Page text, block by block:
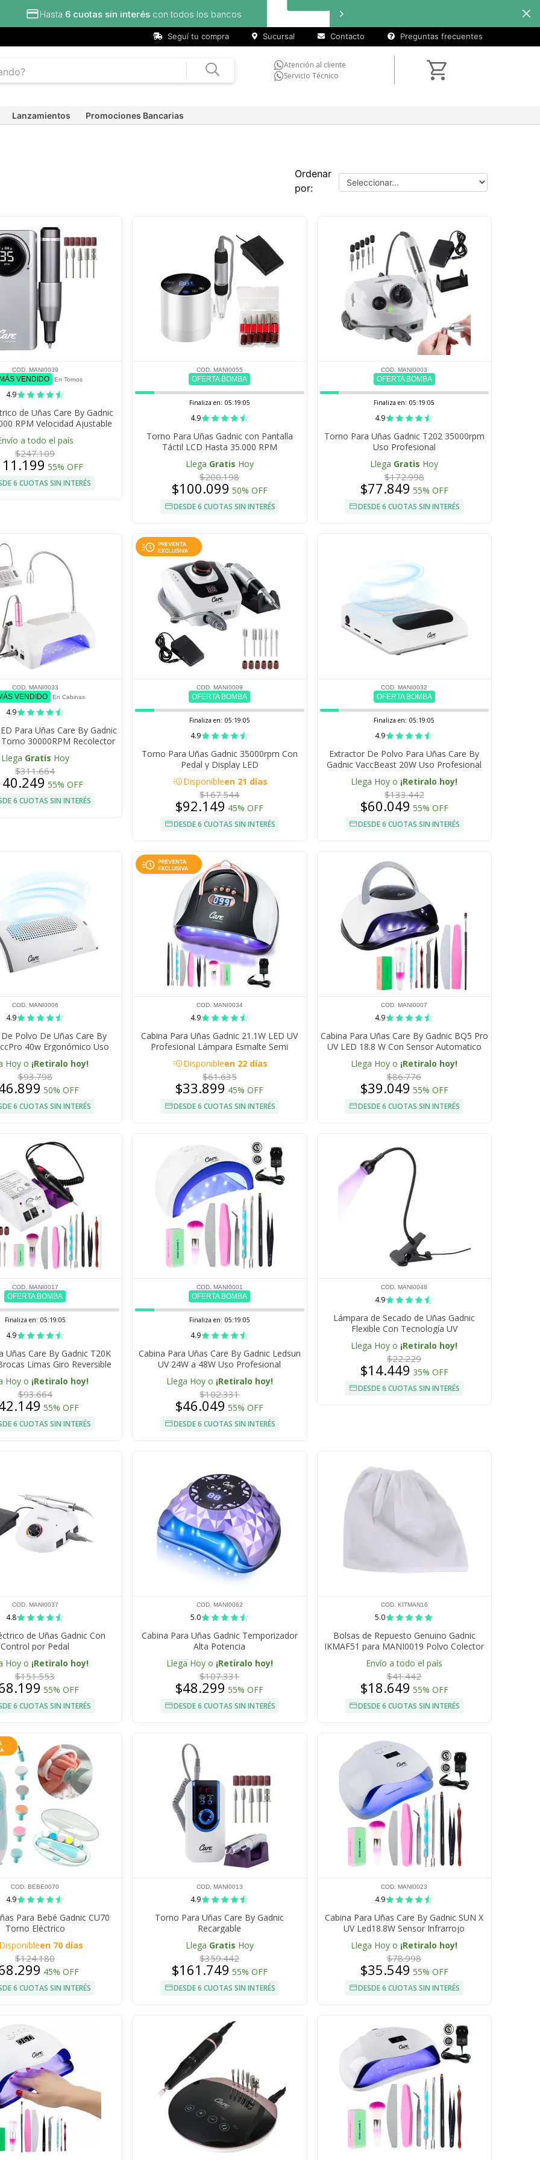
bancos
Seguí tu compra Sucursal Contacto Preguntas frecuentes
Atención al cliente
Servicio Técnico
Lanzamientos Promociones Bancarias
Ordenar
por:
COD. MANI0039
VENDIDO En Tornos
4.9
de Uñas Care By Gadnic
RPM Velocidad Ajustable
a todo el país
$247.109
55% OFF
6 CUOTAS SIN INTERÉS
COD. MANI0055
OFERTA BOMBA
Finaliza en: 05:19:04
4.9
Torno Para Uñas Gadnic con Pantalla
Táctil LCD Hasta 35.000 RPM
Llega Gratis Hoy
$200.198
$100.099 50% OFF
DESDE 6 CUOTAS SIN INTERÉS
COD. MANI0003
OFERTA BOMBA
Finaliza en: 05:19:04
4.9
Torno Para Uñas Gadnic T202 35000rpm
Uso Profesional
Llega Gratis Hoy
$172.998
$77.849 55% OFF
DESDE 6 CUOTAS SIN INTERÉS
COD. MANI0033
VENDIDO En Cabinas
4.9
Para Uñas Care By Gadnic
30000RPM Recolector
De Polvo Luz 360
Llega Gratis Hoy
$311.664
55% OFF
6 CUOTAS SIN INTERÉS
COD. MANI0009
OFERTA BOMBA
Finaliza en: 05:19:04
4.9
Torno Para Uñas Gadnic 35000rpm Con
Pedal y Display LED
acuteDisponibleen 21 días
$167.544
$92.149 45% OFF
DESDE 6 CUOTAS SIN INTERÉS
COD. MANI0032
OFERTA BOMBA
Finaliza en: 05:19:04
4.9
Extractor De Polvo Para Uñas Care By
Gadnic VaccBeast 20W Uso Profesional
Llega Hoy o ¡Retiralo hoy!
$133.442
$60.049 55% OFF
DESDE 6 CUOTAS SIN INTERÉS
COD. MANI0006
4.9
Polvo De Uñas Care By
40w Ergonómico Uso
Profesional
Hoy o ¡Retiralo hoy!
$93.798
50% OFF
6 CUOTAS SIN INTERÉS
COD. MANI0034
4.9
Cabina Para Uñas Gadnic 21.1W LED UV
Profesional Lámpara Esmalte Semi
Permanente Soft Gel Esculpidas 57 LEDs
acuteDisponibleen 22 días
$61.635
$33.899 45% OFF
DESDE 6 CUOTAS SIN INTERÉS
COD. MANI0007
4.9
Cabina Para Uñas Care By Gadnic BQ5 Pro
UV LED 18.8 W Con Sensor Automatico
Temporizador Y Base Desmontable
Llega Hoy o ¡Retiralo hoy!
$86.776
$39.049 55% OFF
DESDE 6 CUOTAS SIN INTERÉS
COD. MANI0017
OFERTA BOMBA
Finaliza en: 05:19:04
4.9
Uñas Care By Gadnic T20K
Limas Giro Reversible
Hoy o ¡Retiralo hoy!
$93.664
55% OFF
6 CUOTAS SIN INTERÉS
COD. MANI0001
OFERTA BOMBA
Finaliza en: 05:19:04
4.9
Cabina Para Uñas Care By Gadnic Ledsun
UV 24W a 48W Uso Profesional
Llega Hoy o ¡Retiralo hoy!
$102.331
$46.049 55% OFF
DESDE 6 CUOTAS SIN INTERÉS
COD. MANI0048
4.9
Lámpara de Secado de Uñas Gadnic
Flexible Con Tecnología UV
Llega Hoy o ¡Retiralo hoy!
$22.229
$14.449 35% OFF
DESDE 6 CUOTAS SIN INTERÉS
COD. MANI0037
4.8
de Uñas Gadnic Con
Control por Pedal
Hoy o ¡Retiralo hoy!
$151.553
55% OFF
6 CUOTAS SIN INTERÉS
COD. MANI0062
5.0
Cabina Para Uñas Gadnic Temporizador
Alta Potencia
Llega Hoy o ¡Retiralo hoy!
$107.331
$48.299 55% OFF
DESDE 6 CUOTAS SIN INTERÉS
COD. KITMAN16
5.0
Bolsas de Repuesto Genuino Gadnic
IKMAF51 para MANI0019 Polvo Colector
x10
Envío a todo el país
$41.442
$18.649 55% OFF
DESDE 6 CUOTAS SIN INTERÉS
COD. BEBE0070
4.9
Para Bebé Gadnic CU70
Torno Eléctrico
en 70 días
$124.180
45% OFF
6 CUOTAS SIN INTERÉS
COD. MANI0013
4.9
Torno Para Uñas Care By Gadnic
Recargable
Llega Gratis Hoy
$359.442
$161.749 55% OFF
DESDE 6 CUOTAS SIN INTERÉS
COD. MANI0023
4.9
Cabina Para Uñas Care By Gadnic SUN X
UV Led18.8W Sensor Infrarrojo
Temporizador
Llega Hoy o ¡Retiralo hoy!
$78.998
$35.549 55% OFF
DESDE 6 CUOTAS SIN INTERÉS